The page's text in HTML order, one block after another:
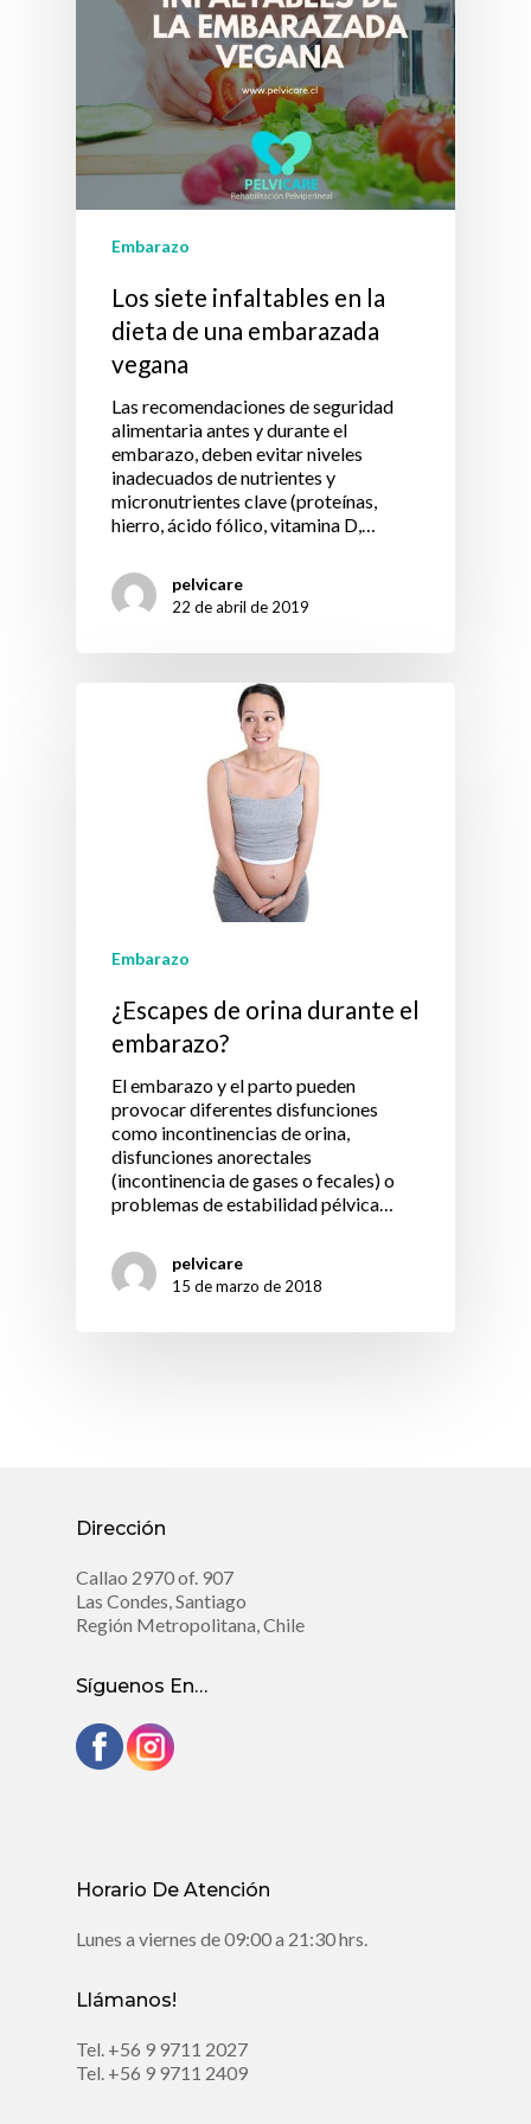
Embarazo
Los siete infaltables en la
dieta de una embarazada
vegana
Las recomendaciones de seguridad
alimentaria antes y durante el
embarazo, deben evitar niveles
inadecuados de nutrientes y
micronutrientes clave (proteínas,
hierro, ácido fólico, vitamina D,…
pelvicare
22 de abril de 2019
Embarazo
¿Escapes de orina durante el
embarazo?
El embarazo y el parto pueden
provocar diferentes disfunciones
como incontinencias de orina,
disfunciones anorectales
(incontinencia de gases o fecales) o
problemas de estabilidad pélvica…
pelvicare
15 de marzo de 2018
Dirección
Callao 2970 of. 907
Las Condes, Santiago
Región Metropolitana, Chile
Síguenos En…
Horario De Atención
Lunes a viernes de 09:00 a 21:30 hrs.
Llámanos!
Tel. +56 9 9711 2027
Tel. +56 9 9711 2409